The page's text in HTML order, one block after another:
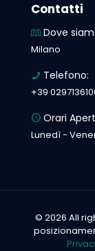
Contatti
Dove
Milano
Telefono:
+39
Orari
Lunedì -
© 2026 All